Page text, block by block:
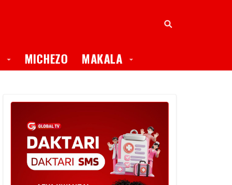
Toggle Dropdown
MICHEZO MAKALA Toggle Dropdown